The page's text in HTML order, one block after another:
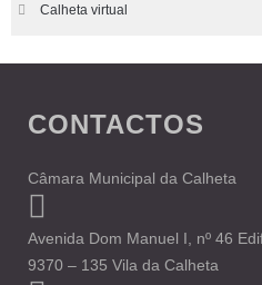
Calheta virtual
CONTACTOS
Câmara Municipal da Calheta
Avenida Dom Manuel I, nº 46
9370 – 135 Vila da Calheta